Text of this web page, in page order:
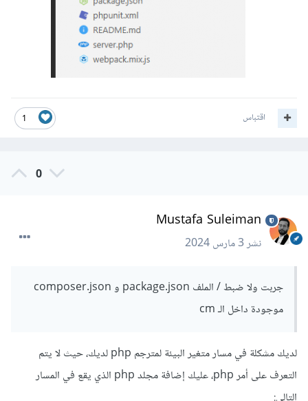
1 اقتباس
0
Mustafa Suleiman
نشر3 مارس 2024
جربت ولا ضبط / الملف package.json و composer.json
موجودة داخل الـ cm
لديك مشكلة في مسار متغير البيئة لمترجم php لديك، حيث لا يتم
التعرف على أمر php، عليك إضافة مجلد php الذي يقع في المسار